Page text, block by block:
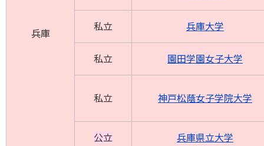
兵庫
私立 兵庫大学
私立 園田学園女子大学
私立 神戸松蔭女子学院大学
公立 兵庫県立大学